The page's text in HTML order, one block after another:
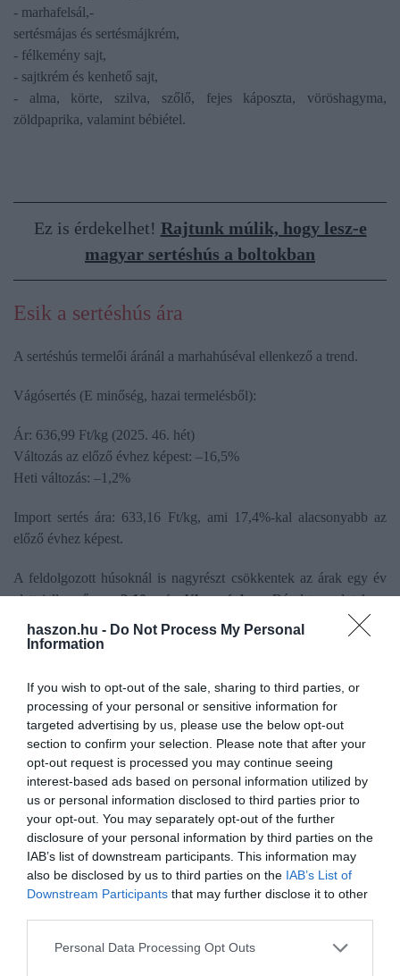
haszon.hu - Do Not Process My Personal
Information
If you wish to opt-out of the sale, sharing to third parties, or
processing of your personal or sensitive information for
targeted advertising by us, please use the below opt-out
section to confirm your selection. Please note that after your
opt-out request is processed you may continue seeing
interest-based ads based on personal information utilized by
us or personal information disclosed to third parties prior to
your opt-out. You may separately opt-out of the further
disclosure of your personal information by third parties on the
IAB’s list of downstream participants. This information may
also be disclosed by us to third parties on the IAB’s List of
Downstream Participants that may further disclose it to other
Please note that this website/app uses one or more Google
Personal Data Processing Opt Outs
- marhafelsál,-
sertésmájas és sertésmájkrém,
- félkemény sajt,
- sajtkrém és kenhető sajt,
- alma, körte, szilva, szőlő, fejes káposzta, vöröshagyma,
zöldpaprika, valamint bébiétel.
Ez is érdekelhet! Rajtunk múlik, hogy lesz-e
magyar sertéshús a boltokban
Esik a sertéshús ára
A sertéshús termelői áránál a marhahúséval ellenkező a trend.
Vágósertés (E minőség, hazai termelésből):
Ár: 636,99 Ft/kg (2025. 46. hét)
Változás az előző évhez képest: –16,5%
Heti változás: –1,2%
Import sertés ára: 633,16 Ft/kg, ami 17,4%-kal alacsonyabb az
előző évhez képest.
A feldolgozott húsoknál is nagyrészt csökkentek az árak egy év
alatt jellemzően a2-10 százalékos sávban. Részletes adatok az
AKI jelentésében, amely
itt tölthető le.
Olvasd el ezt is!
Befektetésnek vették a 77 millió forintos
szarvasmarhát
Gáz van! Dánia elsőként sarcolja meg a
szarvasmarhatartókat
Pár év, és az MI az állattenyésztést is felforgatja
agrár aki árak marhahús termelői ár